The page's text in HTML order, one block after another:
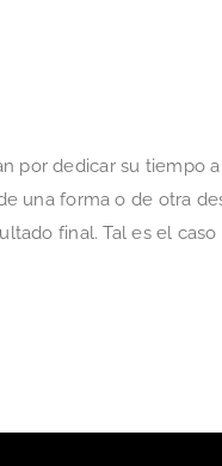
por dedicar su tiempo
una forma o de otra
final. Tal es el caso